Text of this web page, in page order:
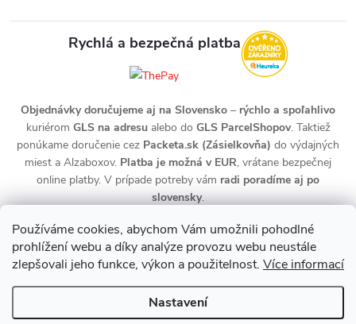
Používáme cookies, abychom Vám umožnili pohodlné
prohlížení webu a díky analýze provozu webu neustále
zlepšovali jeho funkce, výkon a použitelnost. Více informací
Nastavení
Rychlá a bezpečná platba
Objednávky doručujeme aj na Slovensko – rýchlo a spoľahlivo
kuriérom GLS na adresualebo do GLS ParcelShopov. Taktiež
ponúkame doručenie cez Packeta.sk (Zásielkovňa) do výdajných
miest a Alzaboxov. Platba je možná v EUR, vrátane bezpečnej
online platby. V prípade potreby vám radi poradíme aj po
slovensky.
Copyright 2026zdravotnidoplnky.com. Všechna práva vyhrazena.